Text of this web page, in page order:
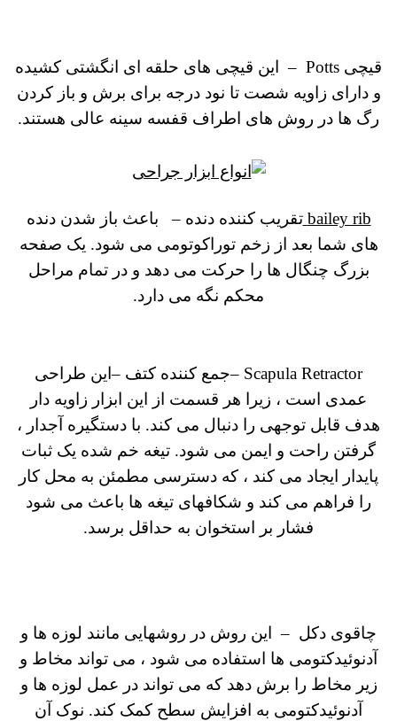
قیچی Potts – این قیچی های حلقه ای انگشتی کشیده
و دارای زاویه شصت تا نود درجه برای برش و باز کردن
رگ ها در روش های اطراف قفسه سینه عالی هستند.
bailey rib تقریب کننده دنده –
باعث باز شدن دنده
های شما بعد از زخم توراکوتومی می شود. یک صفحه
بزرگ چنگال ها را حرکت می دهد و در تمام مراحل
محکم نگه می دارد.
Scapula Retractor – جمع کننده کتف –این طراحی
عمدی است ، زیرا هر قسمت از این ابزار زاویه دار
هدف قابل توجهی را دنبال می کند. با دستگیره آجدار ،
گرفتن راحت و ایمن می شود. تیغه خم شده یک ثبات
پایدار ایجاد می کند ، که دسترسی مطمئن به محل کار
را فراهم می کند و شکافهای تیغه ها باعث می شود
فشار بر استخوان به حداقل برسد.
چاقوی دکل – این روش در روشهایی مانند لوزه ها و
آدنوئیدکتومی ها استفاده می شود ، می تواند مخاط و
زیر مخاط را برش دهد که می تواند در عمل لوزه ها و
آدنوئیدکتومی به افزایش سطح کمک کند. نوک آن